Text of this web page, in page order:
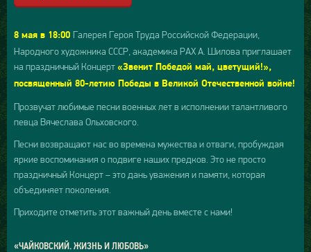
8 мая в 18:00 Галерея Героя Труда Российской Федерации,
Народного художника СССР, академика РАХ А. Шилова приглашает
на праздничный Концерт «Звенит Победой май, цветущий!»,
посвященный 80-летию Победы в Великой Отечественной войне!
Прозвучат любимые песни военных лет в исполнении талантливого
певца Вячеслава Ольховского.
Песни возвращают нас во времена мужества и отваги, пробуждая
яркие воспоминания о подвиге наших предков. Это не просто
праздничный Концерт – это дань уважения и памяти, которая
объединяет поколения.
Приходите отметить этот важный день вместе с нами!
«ЧАЙКОВСКИЙ. ЖИЗНЬ И ЛЮБОВЬ»